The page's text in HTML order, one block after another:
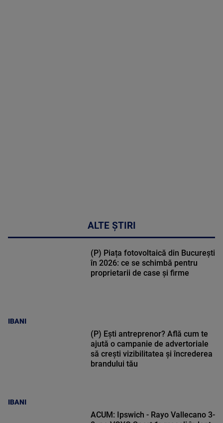
ALTE ȘTIRI
IBANI
(P) Piața fotovoltaică din București
în 2026: ce se schimbă pentru
proprietarii de case și firme
IBANI
(P) Ești antreprenor? Află cum te
ajută o campanie de advertoriale
să crești vizibilitatea și încrederea
brandului tău
ACUM: Ipswich - Rayo Vallecano 3-